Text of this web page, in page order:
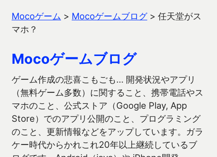
Mocoゲーム > Mocoゲームブログ> 任天堂がス
マホ？
Mocoゲームブログ
ゲーム作成の悲喜こもごも… 開発状況やアプリ
（無料ゲーム多数）に関すること、携帯電話やス
マホのこと、公式ストア（Google Play, App
Store）でのアプリ公開のこと、プログラミング
のこと、更新情報などをアップしています。ガラ
ケー時代からかれこれ20年以上継続しているブ